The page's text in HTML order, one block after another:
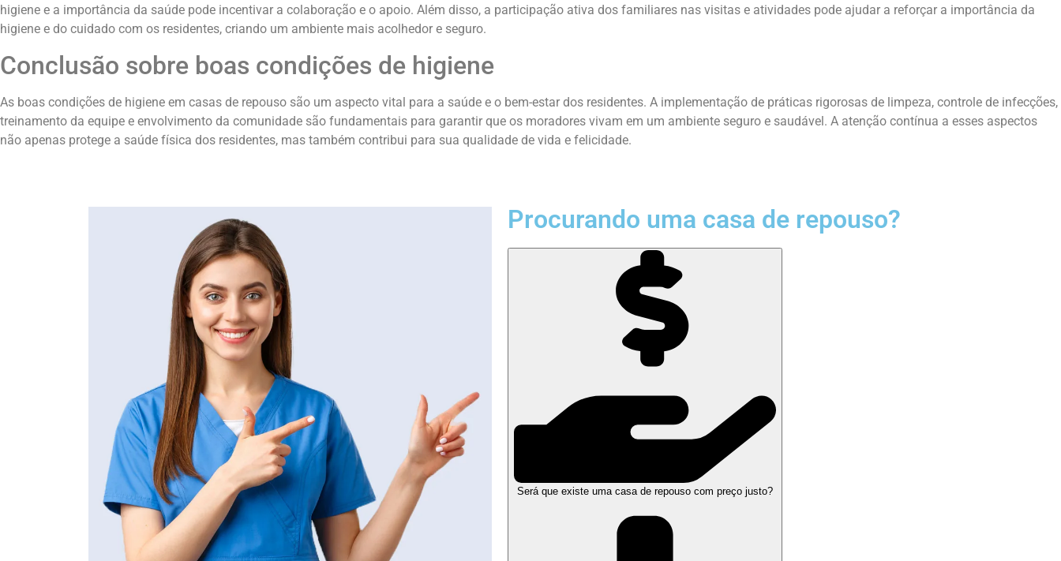
higiene e a importância da saúde pode incentivar a colaboração e o apoio. Além disso, a participação ativa dos familiares nas visitas e atividades pode ajudar a reforçar a importância da
higiene e do cuidado com os residentes, criando um ambiente mais acolhedor e seguro.
Conclusão sobre boas condições de higiene
As boas condições de higiene em casas de repouso são um aspecto vital para a saúde e o bem-estar dos residentes. A implementação de práticas rigorosas de limpeza, controle de infecções,
treinamento da equipe e envolvimento da comunidade são fundamentais para garantir que os moradores vivam em um ambiente seguro e saudável. A atenção contínua a esses aspectos
não apenas protege a saúde física dos residentes, mas também contribui para sua qualidade de vida e felicidade.
Procurando uma casa de repouso?
Será que existe uma casa de repouso com preço justo?